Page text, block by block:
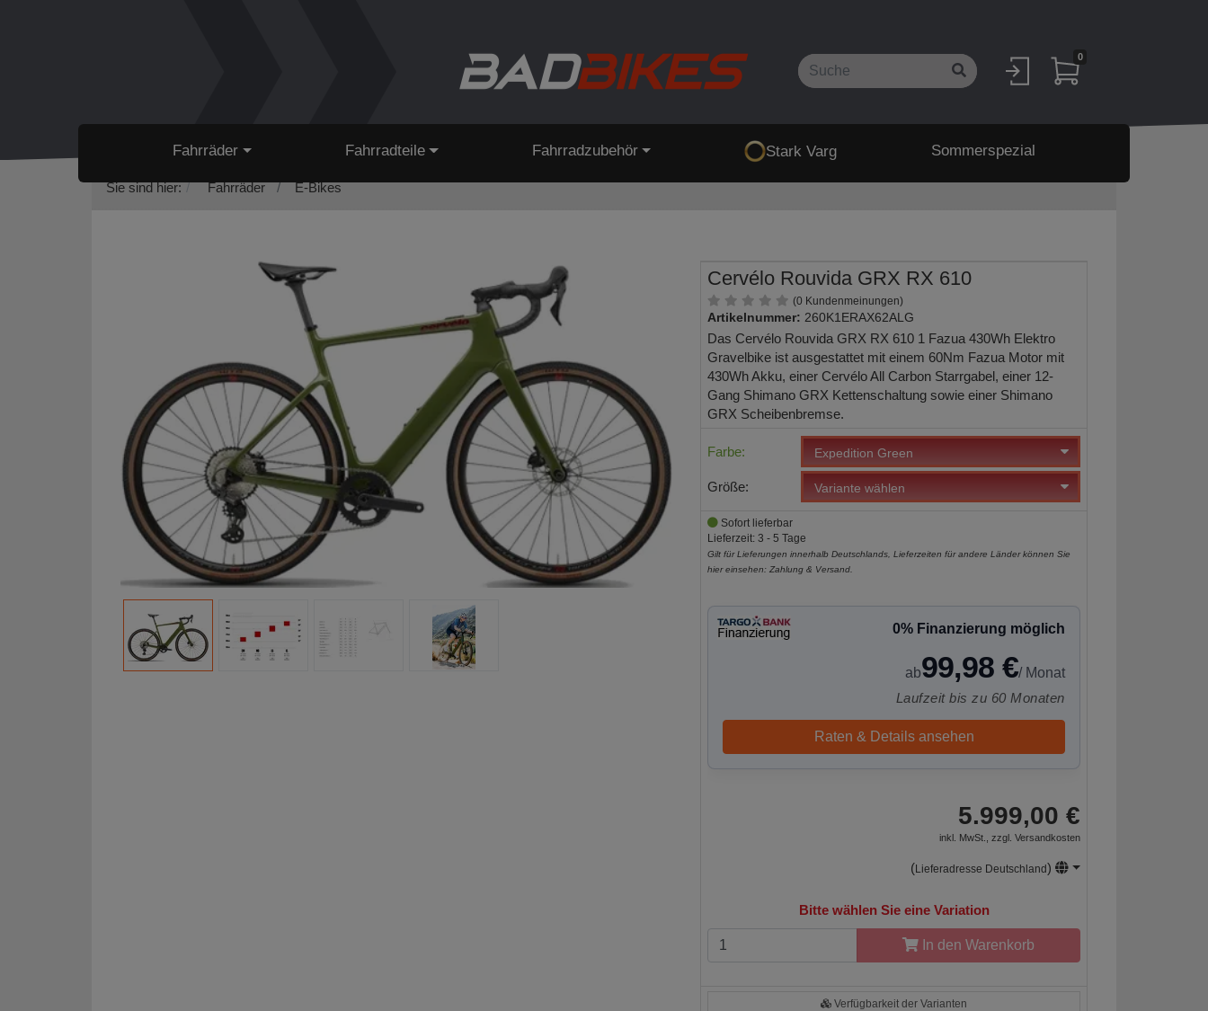
0
Fahrräder Fahrradteile Fahrradzubehör Stark Varg Sommerspezial
Sie sind hier: Fahrräder E-Bikes
Cervélo Rouvida GRX RX 610
(0 Kundenmeinungen)
Artikelnummer: 260K1ERAX62ALG
Das Cervélo Rouvida GRX RX 610 1 Fazua 430Wh Elektro
Gravelbike ist ausgestattet mit einem 60Nm Fazua Motor mit
430Wh Akku, einer Cervélo All Carbon Starrgabel, einer 12-
Gang Shimano GRX Kettenschaltung sowie einer Shimano
GRX Scheibenbremse.
Farbe:
Größe:
Sofort lieferbar
Lieferzeit: 3 - 5 Tage
Gilt für Lieferungen innerhalb Deutschlands, Lieferzeiten für andere Länder können Sie
hier einsehen:Zahlung & Versand.
0% Finanzierung möglich
ab99,98 €/ Monat
Laufzeit bis zu 60 Monaten
Raten & Details ansehen
5.999,00 €
inkl. MwSt., zzgl. Versandkosten
(Lieferadresse Deutschland)
Bitte wählen Sie eine Variation
In den Warenkorb
Verfügbarkeit der Varianten